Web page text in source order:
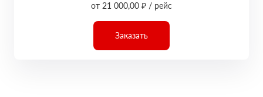
от 21 000,00 ₽ / рейс
Заказать